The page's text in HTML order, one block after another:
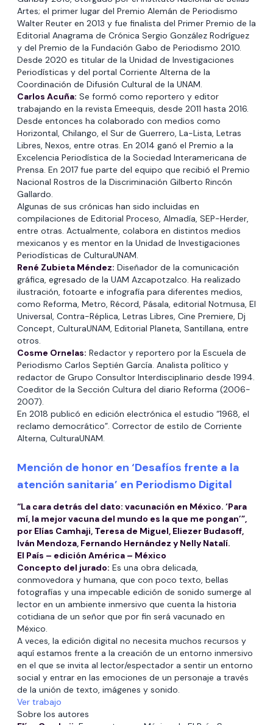
Artes; el primer lugar del Premio Alemán de Periodismo
Walter Reuter en 2013 y fue finalista del Primer Premio de la
Editorial Anagrama de Crónica Sergio González Rodríguez
y del Premio de la Fundación Gabo de Periodismo 2010.
Desde 2020 es titular de la Unidad de Investigaciones
Periodísticas y del portal Corriente Alterna de la
Coordinación de Difusión Cultural de la UNAM.
Carlos Acuña: Se formó como reportero y editor
trabajando en la revista Emeequis, desde 2011 hasta 2016.
Desde entonces ha colaborado con medios como
Horizontal, Chilango, el Sur de Guerrero, La-Lista, Letras
Libres, Nexos, entre otras. En 2014 ganó el Premio a la
Excelencia Periodística de la Sociedad Interamericana de
Prensa. En 2017 fue parte del equipo que recibió el Premio
Nacional Rostros de la Discriminación Gilberto Rincón
Gallardo.
Algunas de sus crónicas han sido incluidas en
compilaciones de Editorial Proceso, Almadía, SEP-Herder,
entre otras. Actualmente, colabora en distintos medios
mexicanos y es mentor en la Unidad de Investigaciones
Periodísticas de CulturaUNAM.
René Zubieta Méndez: Diseñador de la comunicación
gráfica, egresado de la UAM Azcapotzalco. Ha realizado
ilustración, fotoarte e infografía para diferentes medios,
como Reforma, Metro, Récord, Pásala, editorial Notmusa, El
Universal, Contra-Réplica, Letras Libres, Cine Premiere, Dj
Concept, CulturaUNAM, Editorial Planeta, Santillana, entre
otros.
Cosme Ornelas: Redactor y reportero por la Escuela de
Periodismo Carlos Septién García. Analista político y
redactor de Grupo Consultor Interdisciplinario desde 1994.
Coeditor de la Sección Cultura del diario Reforma (2006-
2007).
En 2018 publicó en edición electrónica el estudio “1968, el
reclamo democrático”. Corrector de estilo de Corriente
Alterna, CulturaUNAM.
Mención de honor en ‘Desafíos frente a la
atención sanitaria’ en Periodismo Digital
“La cara detrás del dato: vacunación en México. ‘Para
mí, la mejor vacuna del mundo es la que me pongan’”,
por Elías Camhaji, Teresa de Miguel, Eliezer Budasoff,
Iván Mendoza, Fernando Hernández y Nelly Natalí.
El País – edición América – México
Concepto del jurado: Es una obra delicada,
conmovedora y humana, que con poco texto, bellas
fotografías y una impecable edición de sonido sumerge al
lector en un ambiente inmersivo que cuenta la historia
cotidiana de un señor que por fin será vacunado en
México.
A veces, la edición digital no necesita muchos recursos y
aquí estamos frente a la creación de un entorno inmersivo
en el que se invita al lector/espectador a sentir un entorno
social y entrar en las emociones de un personaje a través
de la unión de texto, imágenes y sonido.
Ver trabajo
Sobre los autores